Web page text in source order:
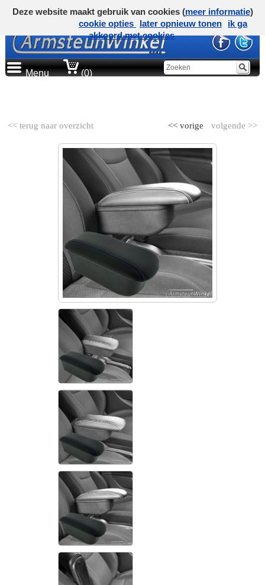
Menu (0)
<< terug naar overzicht volgende >>
<< vorige
Deze website maakt gebruik van cookies (meer informatie)
cookie opties
later opnieuw tonen
ik ga
akkoord met cookies